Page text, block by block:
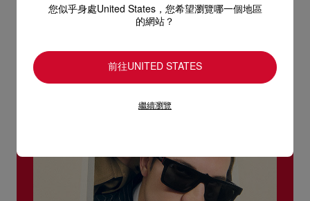
閱讀更多
如需更多資訊，瀏覽退貨政策。
您似乎身處United States，您希望瀏覽哪一個地區
的網站？
前往UNITED STATES
繼續瀏覽